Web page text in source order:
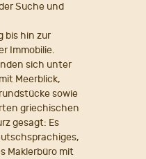
Suche und
bis hin zur
Immobilie.
sich unter
Meerblick,
sowie
griechischen
gesagt: Es
Maklerbüro mit